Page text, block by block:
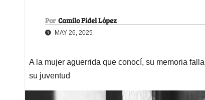
Por Camilo Fidel López
MAY 26, 2025
A la mujer aguerrida que conocí, su memoria
su juventud